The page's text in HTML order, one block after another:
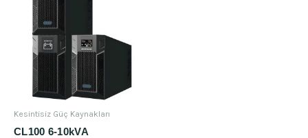
Kesintisiz Güç Kaynakları
CL100 6-10kVA